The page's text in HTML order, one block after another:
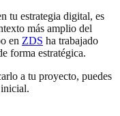
tu estrategia digital, es
más amplio del
en ZDS ha trabajado
forma estratégica.
a tu proyecto, puedes